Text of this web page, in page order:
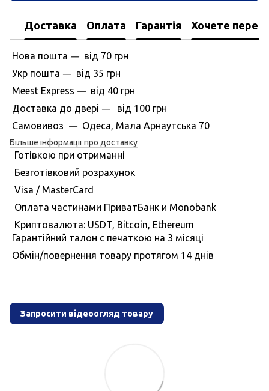
Доставка Оплата Гарантія Хочете
Нова пошта — вiд 70 грн
Укр пошта — вiд 35 грн
Meest Express — вiд 40 грн
Доставка до дверi —вiд 100 грн
Самовивоз
— Одеса, Мала Арнаутська 70
Більше інформації про доставку
Готівкою при отриманні
Безготівковий розрахунок
Visa / MasterCard
Оплата частинами ПриватБанк и Monobank
Криптовалюта: USDT, Bitcoin, Ethereum
Гарантiйний талон с печаткою на 3 мiсяцi
Обмiн/повернення товару протягом 14 днiв
Запросити відеоогляд товару